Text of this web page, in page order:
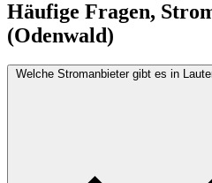
Häufige Fragen,
(Odenwald)
Welche Stromanbieter gibt es in